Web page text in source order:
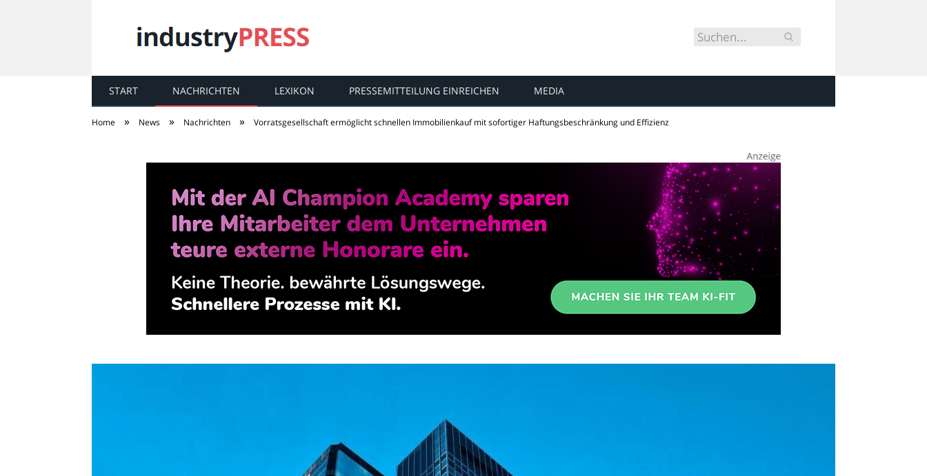
industryPRESS
START NACHRICHTEN LEXIKON PRESSEMITTEILUNG EINREICHEN MEDIA
Home » News » Nachrichten » Vorratsgesellschaft ermöglicht schnellen Immobilienkauf mit sofortiger Haftungsbeschränkung und Effizienz